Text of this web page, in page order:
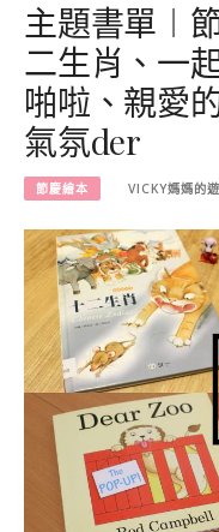
主題書單︱
二生肖、一
啪啦、親愛
氣氛der
節慶繪本 VICKY媽媽的